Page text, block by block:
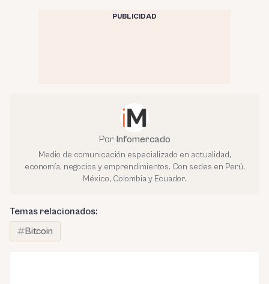
PUBLICIDAD
Por Infomercado
Medio de comunicación especializado en actualidad,
economía, negocios y emprendimientos. Con sedes en Perú,
México, Colombia y Ecuador.
Temas relacionados:
Bitcoin